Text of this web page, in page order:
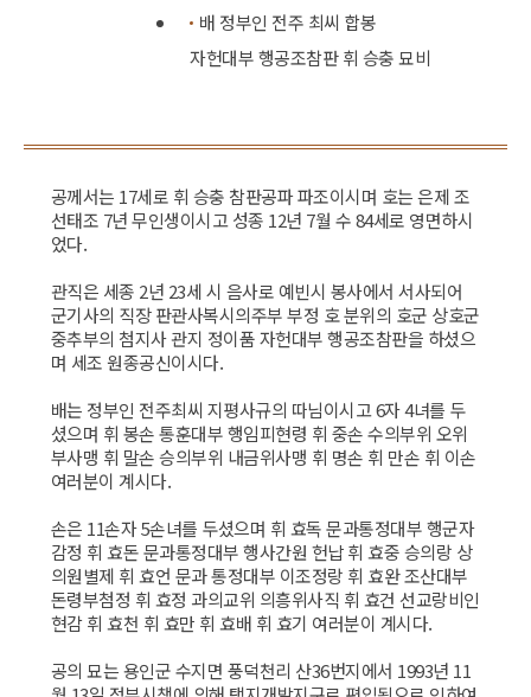
배 정부인 전주 최씨 합봉
자헌대부 행공조참판 휘 승충 묘비
공께서는 17세로 휘 승충 참판공파 파조이시며 호는 은제 조
선태조 7년 무인생이시고 성종 12년 7월 수 84세로 영면하시
었다.
관직은 세종 2년 23세 시 음사로 예빈시 봉사에서 서사되어
군기사의 직장 판관사복시의주부 부정 호 분위의 호군 상호군
중추부의 첨지사 관지 정이품 자헌대부 행공조참판을 하셨으
며 세조 원종공신이시다.
배는 정부인 전주최씨 지평사규의 따님이시고 6자 4녀를 두
셨으며 휘 봉손 통훈대부 행임피현령 휘 중손 수의부위 오위
부사맹 휘 말손 승의부위 내금위사맹 휘 명손 휘 만손 휘 이손
여러분이 계시다.
손은 11손자 5손녀를 두셨으며 휘 효독 문과통정대부 행군자
감정 휘 효돈 문과통정대부 행사간원 헌납 휘 효중 승의랑 상
의원별제 휘 효언 문과 통정대부 이조정랑 휘 효완 조산대부
돈령부첨정 휘 효정 과의교위 의흥위사직 휘 효건 선교랑비인
현감 휘 효천 휘 효만 휘 효배 휘 효기 여러분이 계시다.
공의 묘는 용인군 수지면 풍덕천리 산36번지에서 1993년 11